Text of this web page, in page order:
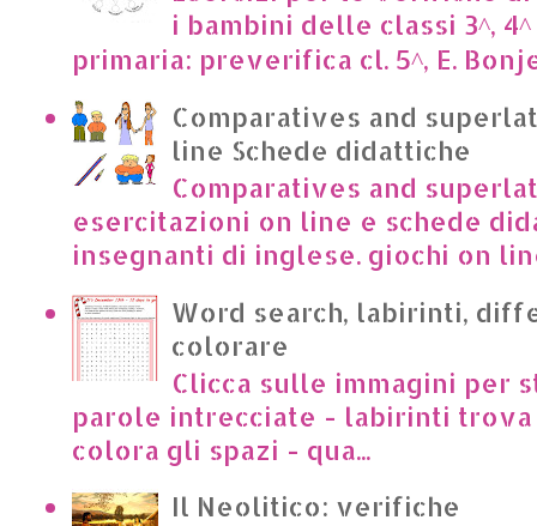
i bambini delle classi 3^,
primaria: preverifica cl. 5^, E.
Comparatives and
line Schede didattiche
Comparatives and
esercitazioni on line e schede
insegnanti di inglese. giochi on
Word search, labirinti,
colorare
Clicca sulle immagini per
parole intrecciate - labirinti
colora gli spazi - qua...
Il Neolitico: verifiche